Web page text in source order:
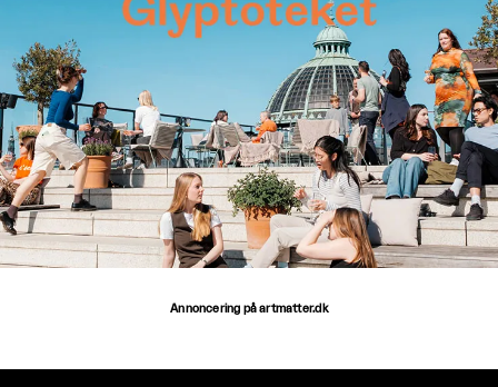
Annoncering på artmatter.dk